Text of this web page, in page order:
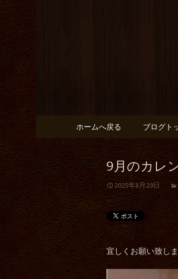
自然
コンテンツへ移動
ホームへ戻る ブログト
9月のカレ
2025年8月29日
宜しくお願い致し